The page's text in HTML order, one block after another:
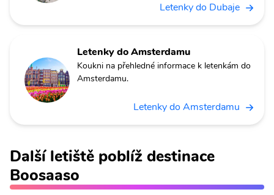
Letenky do Dubaje
Letenky do Amsterdamu
Koukni na přehledné informace k letenkám do
Amsterdamu.
Letenky do Amsterdamu
Další letiště poblíž destinace
Boosaaso